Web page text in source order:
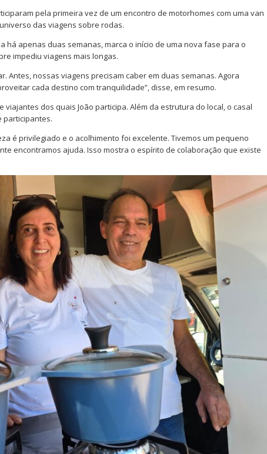
pela primeira vez de um encontro de motorhomes com uma van
das viagens sobre rodas.
há apenas duas semanas, marca o início de uma nova fase para o
impediu viagens mais longas.
Antes, nossas viagens precisam caber em duas semanas. Agora
cada destino com tranquilidade”, disse, em resumo.
dos quais João participa. Além da estrutura do local, o casal
participantes.
é privilegiado e o acolhimento foi excelente. Tivemos um pequeno
encontramos ajuda. Isso mostra o espírito de colaboração que existe